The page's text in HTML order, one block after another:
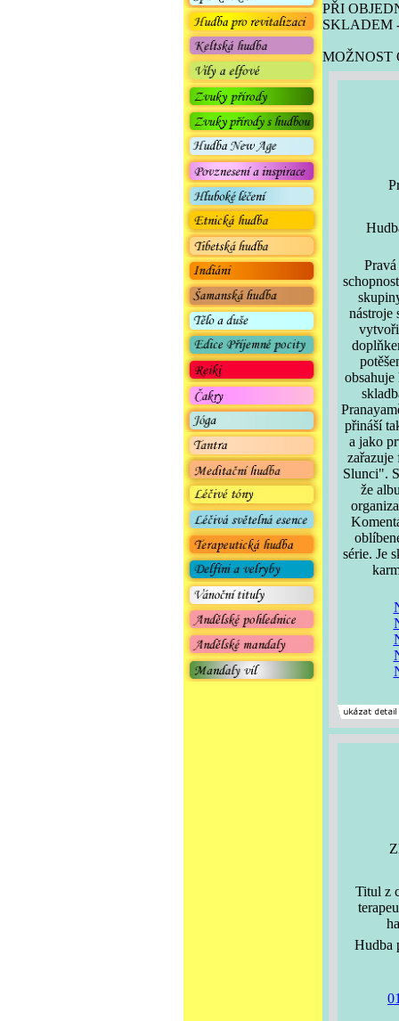
PŘI
SKLADEM
MOŽNOST
nástroje
přináší
a jako
Slunci".
že
série. Je
Titul z
Hudba